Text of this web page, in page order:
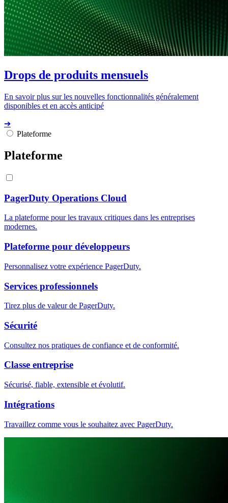
Drops de produits mensuels
En savoir plus sur les nouvelles fonctionnalités généralement
disponibles et en accès anticipé
➔
Plateforme
Plateforme
PagerDuty Operations Cloud
La plateforme pour les travaux critiques dans les entreprises
modernes.
Plateforme pour développeurs
Personnalisez votre expérience PagerDuty.
Services professionnels
Tirez plus de valeur de PagerDuty.
Sécurité
Consultez nos pratiques de confiance et de conformité.
Classe entreprise
Sécurisé, fiable, extensible et évolutif.
Intégrations
Travaillez comme vous le souhaitez avec PagerDuty.